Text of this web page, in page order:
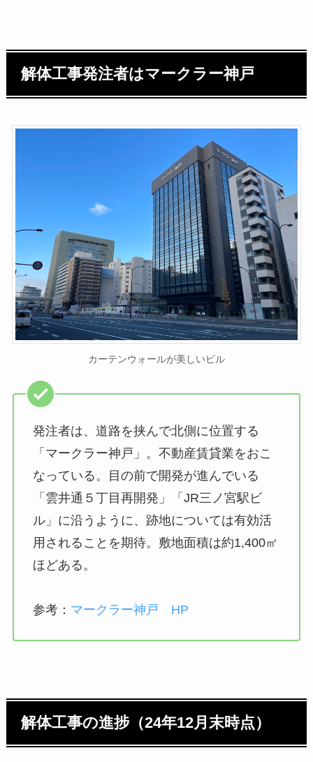
解体工事発注者はマークラー神戸
カーテンウォールが美しいビル
発注者は、道路を挟んで北側に位置する
「マークラー神戸」。不動産賃貸業をおこ
なっている。目の前で開発が進んでいる
「雲井通５丁目再開発」「JR三ノ宮駅ビ
ル」に沿うように、跡地については有効活
用されることを期待。敷地面積は約1,400㎡
ほどある。
参考： マークラー神戸 HP
解体工事の進捗（24年12月末時点）